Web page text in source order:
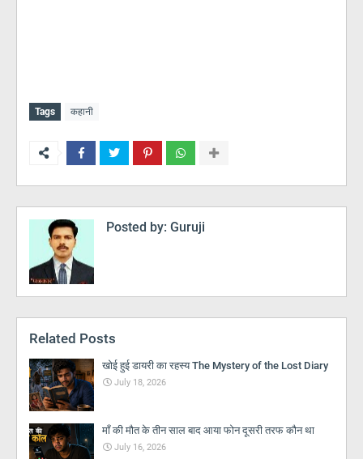
Tags कहानी
Posted by: Guruji
Related Posts
खोई हुई डायरी का रहस्य The Mystery of the Lost Diary
July 18, 2026
माँ की मौत के तीन साल बाद आया फोन दूसरी तरफ कौन था
July 16, 2026